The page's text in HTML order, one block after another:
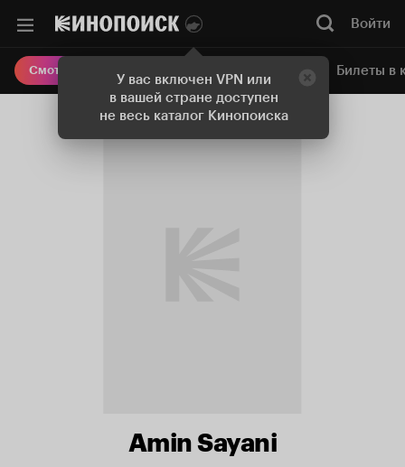
У вас включен VPN или
в вашей стране доступен
не весь каталог Кинопоиска
Войти
Смотреть кино Онлайн-кинотеатр Билеты в
Amin Sayani